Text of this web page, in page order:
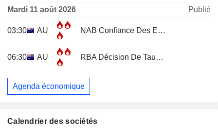
Mardi 11 août 2026
Publié
03:30 AU NAB Confiance Des Entreprises
06:30 AU RBA Décision De Taux D'Intérêt
Agenda économique
Calendrier des sociétés